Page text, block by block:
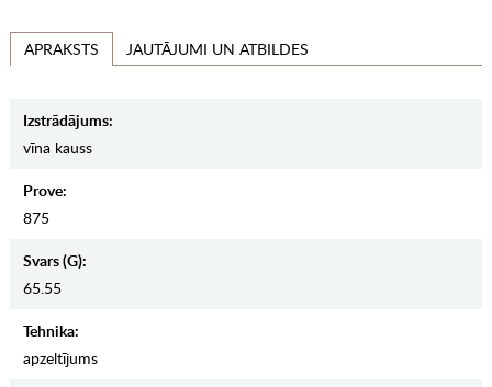
APRAKSTS JAUTĀJUMI UN ATBILDES
Izstrādājums:
vīna kauss
Prove:
875
Svars (g):
65.55
Tehnika:
apzeltījums